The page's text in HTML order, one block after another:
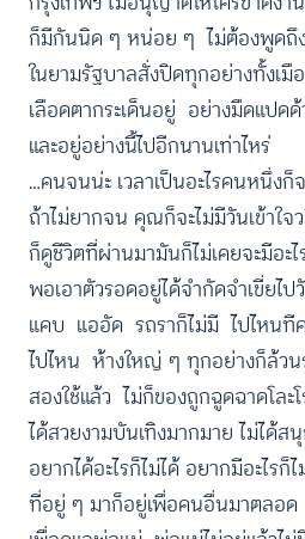
ก็มีกันนิด ๆ หน่อย ๆ ไม่ต้องพูดถึ
ในยามรัฐบาลสั่งปิดทุกอย่างทั้งเมื
เลือดตากระเด็นอยู่ อย่างมืดแปดด้
และอยู่อย่างนี้ไปอีกนานเท่าไหร่
…คนจนน่ะ เวลาเป็นอะไรคนหนึ่ง
ถ้าไม่ยากจน คุณก็จะไม่มีวันเข้าใจ
ก็ดูชีวิตที่ผ่านมามันก็ไม่เคยจะมีอะ
พอเอาตัวรอดอยู่ได้จำกัดจำเขี่ย
แคบ แออัด รถราก็ไม่มี ไปไหนที
ไปไหน ห้างใหญ่ ๆ ทุกอย่างก็ล้ว
สองใช้แล้ว ไม่ก็ของถูกฉูดฉาดโล
ได้สวยงามบันเทิงมากมาย ไม่ได้ส
อยากได้อะไรก็ไม่ได้ อยากมีอะไรก็
ที่อยู่ ๆ มาก็อยู่เพื่อคนอื่นมาตลอ